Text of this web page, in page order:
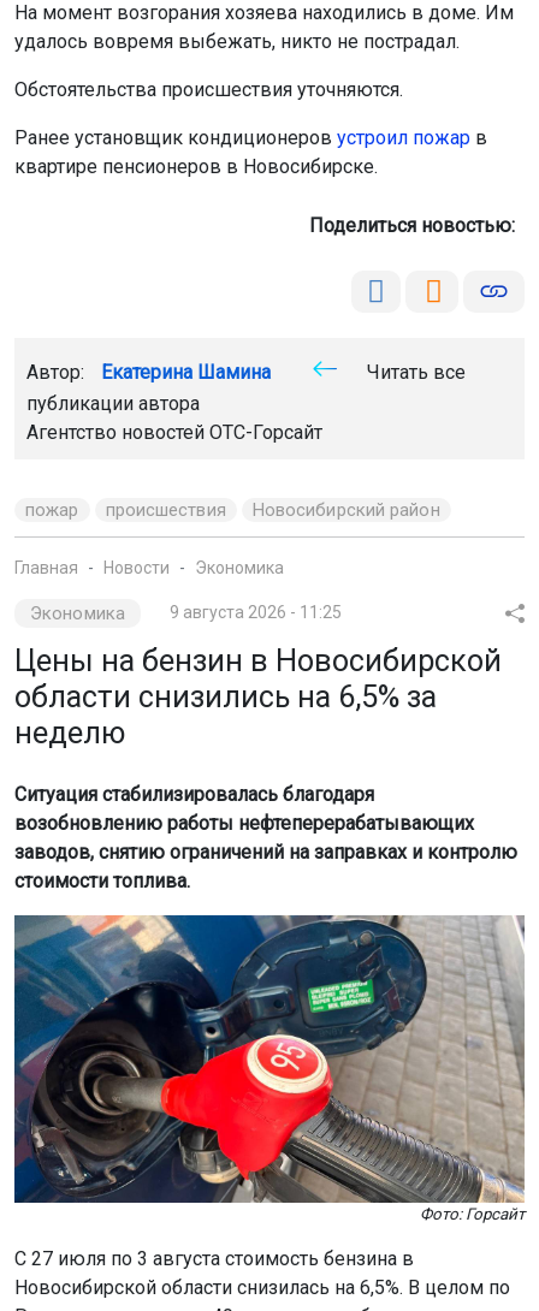
На момент возгорания хозяева находились в доме. Им
удалось вовремя выбежать, никто не пострадал.
Обстоятельства происшествия уточняются.
Ранее установщик кондиционеров устроил пожар в
квартире пенсионеров в Новосибирске.
Поделиться новостью:
Автор: Екатерина Шамина
Читать все
публикации автора
Агентство новостей ОТС-Горсайт
пожар происшествия Новосибирский район
Главная Новости Экономика
Экономика 9 августа 2026 - 11:25
Цены на бензин в Новосибирской
области снизились на 6,5% за
неделю
Ситуация стабилизировалась благодаря
возобновлению работы нефтеперерабатывающих
заводов, снятию ограничений на заправках и контролю
стоимости топлива.
Фото: Горсайт
С 27 июля по 3 августа стоимость бензина в
Новосибирской области снизилась на 6,5%. В целом по